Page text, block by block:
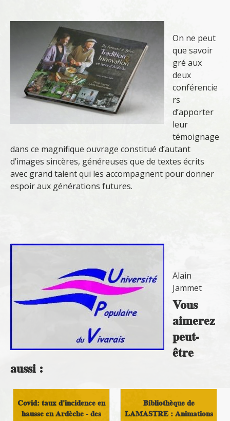
On ne peut
que savoir
gré aux
deux
conférencie
rs
d’apporter
leur
témoignage
dans ce magnifique ouvrage constitué d’autant
d’images sincères, généreuses que de textes écrits
avec grand talent qui les accompagnent pour donner
espoir aux générations futures.
Alain
Jammet
Vous
aimerez
peut-
être
aussi :
Covid: taux d'incidence en
hausse en Ardèche - des
Bibliothèque de
LAMASTRE : Animations